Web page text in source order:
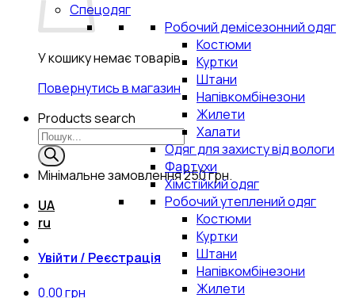
У кошику немає товарів.
Повернутись в магазин
Products search
Мінімальне замовлення250 грн.
UA
ru
Увійти / Реєстрація
0.00грн
Спецодяг
Робочий демісезонний одяг
Костюми
Куртки
Штани
Напівкомбінезони
Жилети
Халати
Одяг для захисту від вологи
Фартухи
Хімстійкий одяг
Робочий утеплений одяг
Костюми
Куртки
Штани
Напівкомбінезони
Жилети